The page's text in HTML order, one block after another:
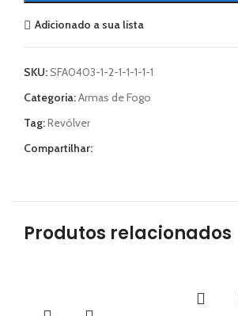
Adicionado a sua lista
SKU:SFA0403-1-2-1-1-1-1-1
Categoria:Armas de Fogo
Tag:Revólver
Compartilhar:
Produtos relacionados